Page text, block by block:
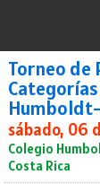
Torneo de
Categorías
sábado, 06
Colegio
Costa Rica